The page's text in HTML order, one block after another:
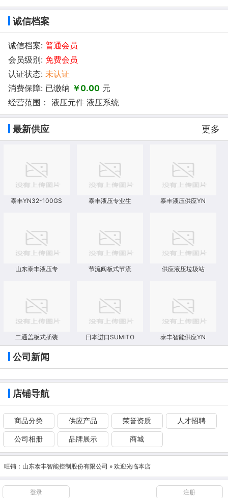
诚信档案
诚信档案: 普通会员
会员级别: 免费会员
认证状态: 未认证
消费保障: 已缴纳 ￥0.00 元
经营范围： 液压元件 液压系统
最新供应 更多
泰丰YN32-100GS 泰丰液压专业生 泰丰液压供应YN
山东泰丰液压专 节流阀板式节流 供应液压垃圾站
二通盖板式插装 日本进口SUMITO 泰丰智能供应YN
公司新闻
店铺导航
商品分类 供应产品 荣誉资质 人才招聘
公司相册 品牌展示 商城
旺铺： 山东泰丰智能控制股份有限公司 » 欢迎光临本店
登录 注册